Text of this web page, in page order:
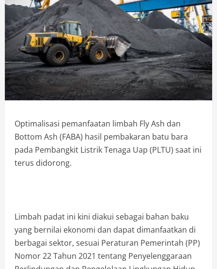
Optimalisasi pemanfaatan limbah Fly Ash dan
Bottom Ash (FABA) hasil pembakaran batu bara
pada Pembangkit Listrik Tenaga Uap (PLTU) saat ini
terus didorong.
Limbah padat ini kini diakui sebagai bahan baku
yang bernilai ekonomi dan dapat dimanfaatkan di
berbagai sektor, sesuai Peraturan Pemerintah (PP)
Nomor 22 Tahun 2021 tentang Penyelenggaraan